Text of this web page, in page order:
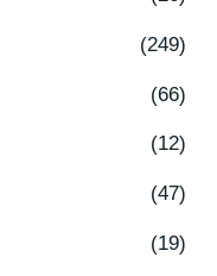
(249)
(66)
(12)
(47)
(19)